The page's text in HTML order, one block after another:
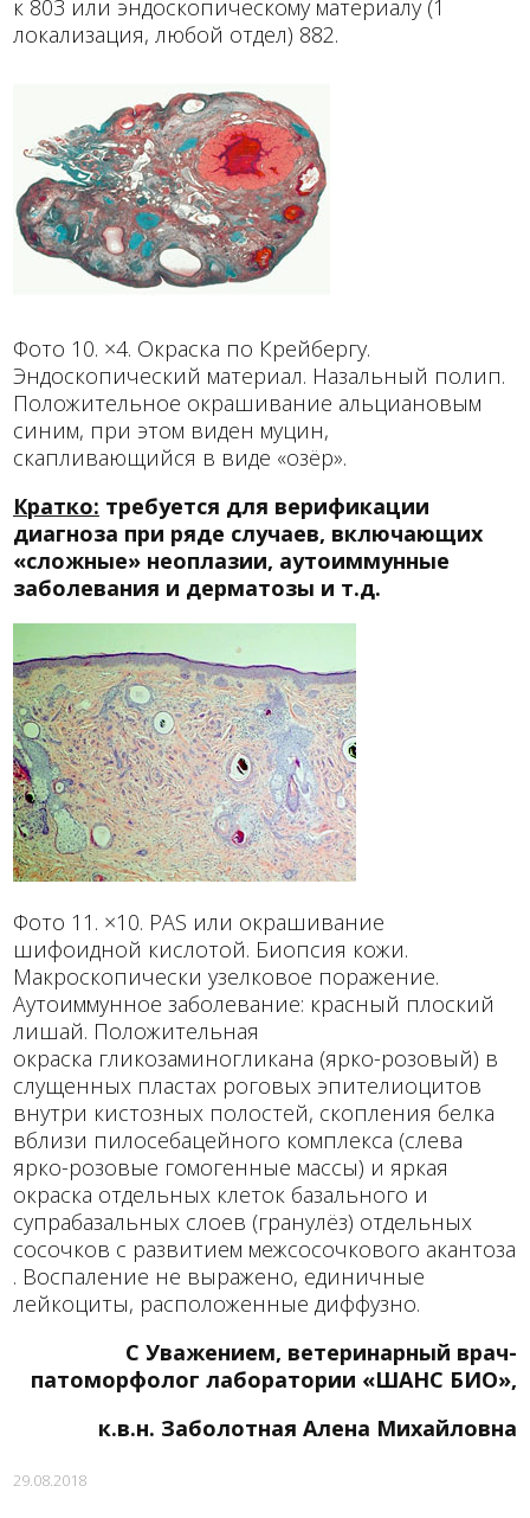
к 803 или эндоскопическому материалу (1
локализация, любой отдел) 882.
Фото 10. ×4. Окраска по Крейбергу.
Эндоскопический материал. Назальный полип.
Положительное окрашивание альциановым
синим, при этом виден муцин,
скапливающийся в виде «озёр».
Кратко: требуется для верификации
диагноза при ряде случаев, включающих
«сложные» неоплазии, аутоиммунные
заболевания и дерматозы и т.д.
Фото 11. ×10. РАS или окрашивание
шифоидной кислотой. Биопсия кожи.
Макроскопически узелковое поражение.
Аутоиммунное заболевание: красный плоский
лишай. Положительная
окраска гликозаминогликана (ярко-розовый) в
слущенных пластах роговых эпителиоцитов
внутри кистозных полостей, скопления белка
вблизи пилосебацейного комплекса (слева
ярко-розовые гомогенные массы) и яркая
окраска отдельных клеток базального и
супрабазальных слоев (гранулёз) отдельных
сосочков с развитием межсосочкового акантоза
. Воспаление не выражено, единичные
лейкоциты, расположенные диффузно.
С Уважением, ветеринарный врач-
патоморфолог лаборатории «ШАНС БИО»,
к.в.н. Заболотная Алена Михайловна
29.08.2018